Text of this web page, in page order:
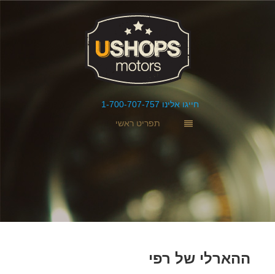
חייגו אלינו 1-700-707-757
תפריט ראשי
ההארלי של רפי